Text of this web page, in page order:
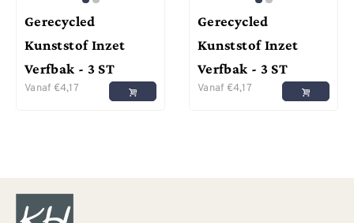
Gerecycled
Kunststof Inzet
Verfbak - 3 ST
Vanaf €4,17
Gerecycled
Kunststof Inzet
Verfbak - 3 ST
Vanaf €4,17